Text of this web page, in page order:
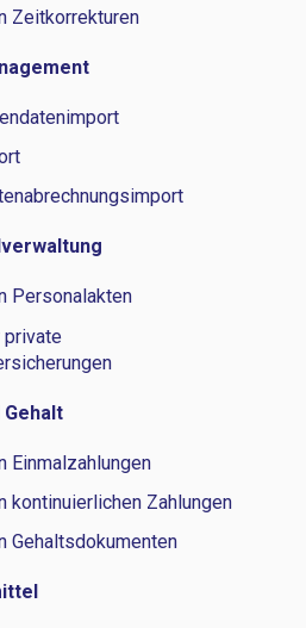
Zeitkorrekturen
Personalakten
private
Gehalt
Einmalzahlungen
kontinuierlichen Zahlungen
Gehaltsdokumenten